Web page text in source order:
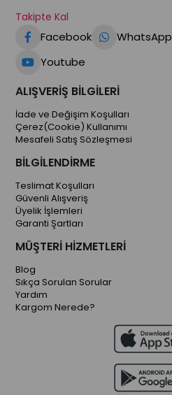
Takipte Kal
Facebook WhatsApp
Youtube
ALIŞVERİŞ BİLGİLERİ
İade ve Değişim Koşulları
Çerez(Cookie) Kullanımı
Mesafeli Satış Sözleşmesi
BİLGİLENDİRME
Teslimat Koşulları
Güvenli Alışveriş
Üyelik İşlemleri
Garanti Şartları
MÜŞTERİ HİZMETLERİ
Blog
Sıkça Sorulan Sorular
Yardım
Kargom Nerede?